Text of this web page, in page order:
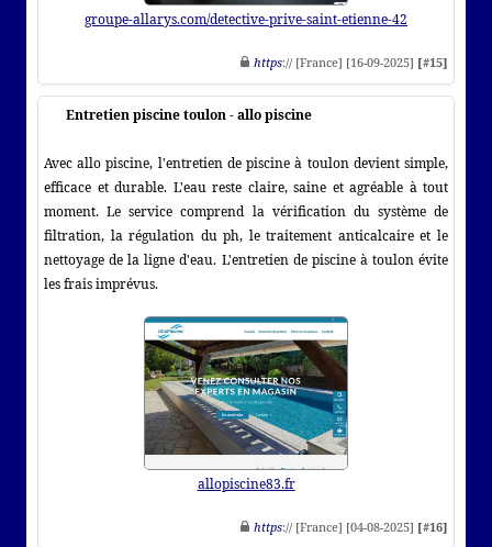
groupe-allarys.com/detective-prive-saint-etienne-42
https:// [France] [16-09-2025] [#15]
Entretien piscine toulon - allo piscine
Avec allo piscine, l'entretien de piscine à toulon devient simple,
efficace et durable. L'eau reste claire, saine et agréable à tout
moment. Le service comprend la vérification du système de
filtration, la régulation du ph, le traitement anticalcaire et le
nettoyage de la ligne d'eau. L'entretien de piscine à toulon évite
les frais imprévus.
allopiscine83.fr
https:// [France] [04-08-2025] [#16]